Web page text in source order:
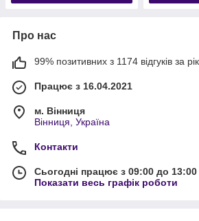
Про нас
99% позитивних з 1174 відгуків за рік
Працює з 16.04.2021
м. Вінниця
Вінниця, Україна
Контакти
Сьогодні працює з 09:00 до 13:00
Показати весь графік роботи